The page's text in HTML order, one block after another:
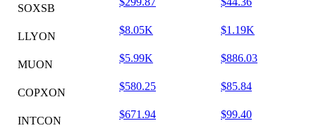
SOXSB
LLYON
$8.05K $1.19K
MUON
$5.99K $886.03
COPXON
$580.25 $85.84
INTCON
$671.94 $99.40